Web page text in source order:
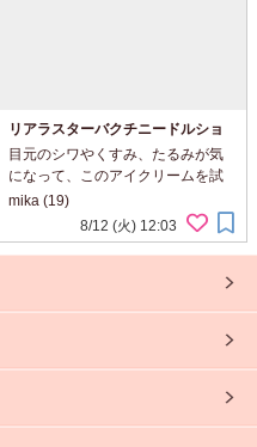
リアラスターバクチニードルショ
ットダークケアオートアイクリー
ム
目元のシワやくすみ、たるみが気
になって、このアイクリームを試
してみました。 使い始めてまず驚
いたのは、先端をそっと目元に当
てるだけで自動的に振動が始まる
mika (19)
8/12 (火) 12:03